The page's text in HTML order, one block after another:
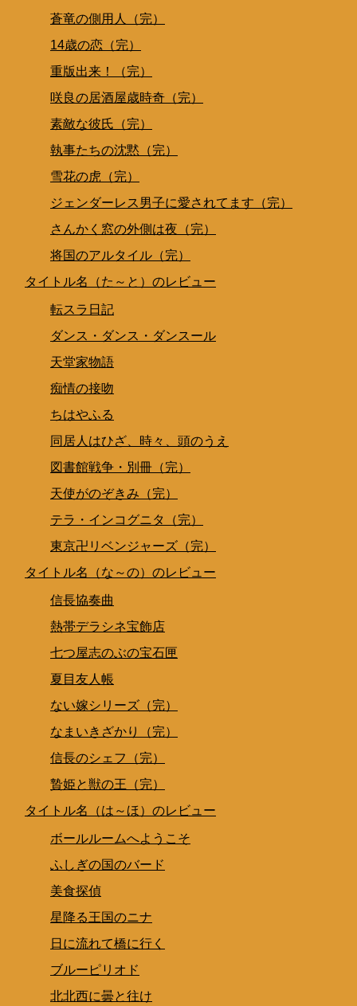
蒼竜の側用人（完）
14歳の恋（完）
重版出来！（完）
咲良の居酒屋歳時奇（完）
素敵な彼氏（完）
執事たちの沈黙（完）
雪花の虎（完）
ジェンダーレス男子に愛されてます（完）
さんかく窓の外側は夜（完）
将国のアルタイル（完）
タイトル名（た～と）のレビュー
転スラ日記
ダンス・ダンス・ダンスール
天堂家物語
痴情の接吻
ちはやふる
同居人はひざ、時々、頭のうえ
図書館戦争・別冊（完）
天使がのぞきみ（完）
テラ・インコグニタ（完）
東京卍リベンジャーズ（完）
タイトル名（な～の）のレビュー
信長協奏曲
熱帯デラシネ宝飾店
七つ屋志のぶの宝石匣
夏目友人帳
ない嫁シリーズ（完）
なまいきざかり（完）
信長のシェフ（完）
贄姫と獣の王（完）
タイトル名（は～ほ）のレビュー
ボールルームへようこそ
ふしぎの国のバード
美食探偵
星降る王国のニナ
日に流れて橋に行く
ブルーピリオド
北北西に曇と往け